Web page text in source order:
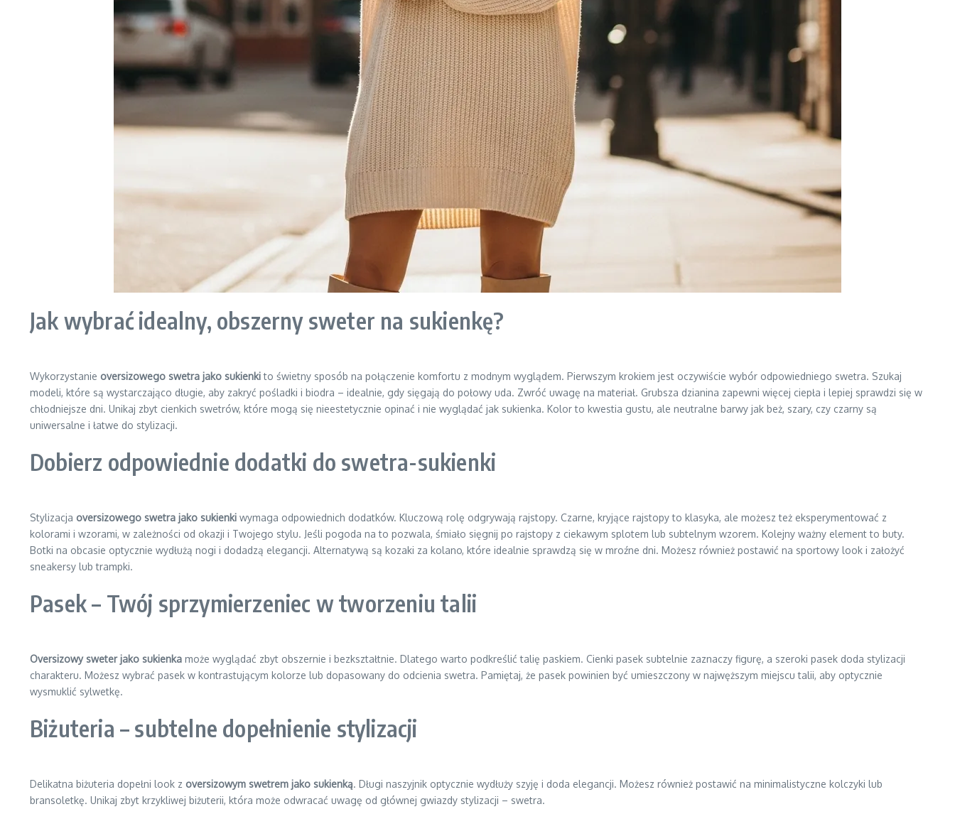
Jak wybrać idealny, obszerny sweter na sukienkę?
Wykorzystanie oversizowego swetra jako sukienkito świetny sposób na połączenie komfortu z modnym wyglądem. Pierwszym krokiem jest oczywiście wybór odpowiedniego swetra. Szukaj
modeli, które są wystarczająco długie, aby zakryć pośladki i biodra – idealnie, gdy sięgają do połowy uda. Zwróć uwagę na materiał. Grubsza dzianina zapewni więcej ciepła i lepiej sprawdzi się w
chłodniejsze dni. Unikaj zbyt cienkich swetrów, które mogą się nieestetycznie opinać i nie wyglądać jak sukienka. Kolor to kwestia gustu, ale neutralne barwy jak beż, szary, czy czarny są
uniwersalne i łatwe do stylizacji.
Dobierz odpowiednie dodatki do swetra-sukienki
Stylizacja oversizowego swetra jako sukienki wymaga odpowiednich dodatków. Kluczową rolę odgrywają rajstopy. Czarne, kryjące rajstopy to klasyka, ale możesz też eksperymentować z
kolorami i wzorami, w zależności od okazji i Twojego stylu. Jeśli pogoda na to pozwala, śmiało sięgnij po rajstopy z ciekawym splotem lub subtelnym wzorem. Kolejny ważny element to buty.
Botki na obcasie optycznie wydłużą nogi i dodadzą elegancji. Alternatywą są kozaki za kolano, które idealnie sprawdzą się w mroźne dni. Możesz również postawić na sportowy look i założyć
sneakersy lub trampki.
Pasek – Twój sprzymierzeniec w tworzeniu talii
Oversizowy sweter jako sukienka może wyglądać zbyt obszernie i bezkształtnie. Dlatego warto podkreślić talię paskiem. Cienki pasek subtelnie zaznaczy figurę, a szeroki pasek doda stylizacji
charakteru. Możesz wybrać pasek w kontrastującym kolorze lub dopasowany do odcienia swetra. Pamiętaj, że pasek powinien być umieszczony w najwęższym miejscu talii, aby optycznie
wysmuklić sylwetkę.
Biżuteria – subtelne dopełnienie stylizacji
Delikatna biżuteria dopełni look z oversizowym swetrem jako sukienką. Długi naszyjnik optycznie wydłuży szyję i doda elegancji. Możesz również postawić na minimalistyczne kolczyki lub
bransoletkę. Unikaj zbyt krzykliwej biżuterii, która może odwracać uwagę od głównej gwiazdy stylizacji – swetra.